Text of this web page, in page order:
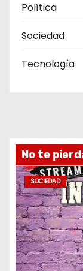
Política
Sociedad
Tecnología
No te
SOCIEDAD